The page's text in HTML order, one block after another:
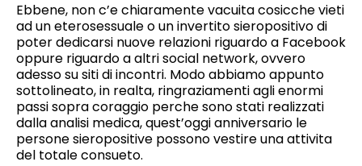
Ebbene, non c’e chiaramente vacuita cosicche vieti
ad un eterosessuale o un invertito sieropositivo di
poter dedicarsi nuove relazioni riguardo a Facebook
oppure riguardo a altri social network, ovvero
adesso su siti di incontri. Modo abbiamo appunto
sottolineato, in realta, ringraziamenti agli enormi
passi sopra coraggio perche sono stati realizzati
dalla analisi medica, quest’oggi anniversario le
persone sieropositive possono vestire una attivita
del totale consueto.